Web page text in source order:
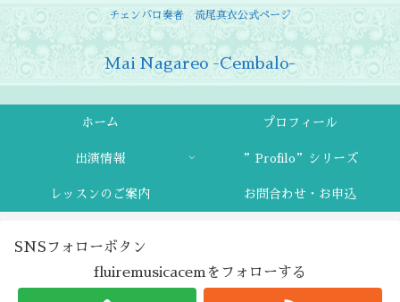
チェンバロ奏者 流尾真衣公式ページ
Mai Nagareo -Cembalo-
ホーム プロフィール
出演情報 ”Profilo”シリーズ
レッスンのご案内 お問合わせ・お申込
SNSフォローボタン
fluiremusicacemをフォローする